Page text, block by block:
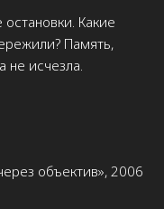
Какие
Память,
не исчезла.
объектив», 2006